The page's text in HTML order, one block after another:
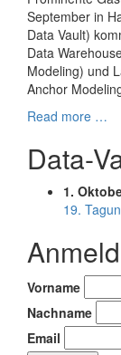
September in
Data Vault)
Data
Modeling) und
Anchor
Read more about
nach
…
Data-
1.
19.
Vorname
Nachname
Email